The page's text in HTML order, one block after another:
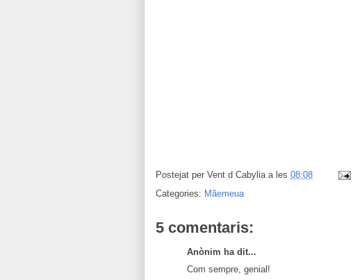
Postejat per Vent d Cabylia a les 08:08
Categories: Mãemeua
5 comentaris:
Anònim ha dit...
Com sempre, genial!